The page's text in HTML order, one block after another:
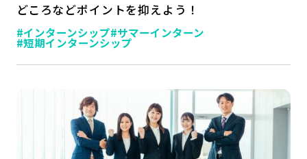
どころなどポイントを抑えよう！
#インターンシップ#サマーインターン
#短期インターンシップ